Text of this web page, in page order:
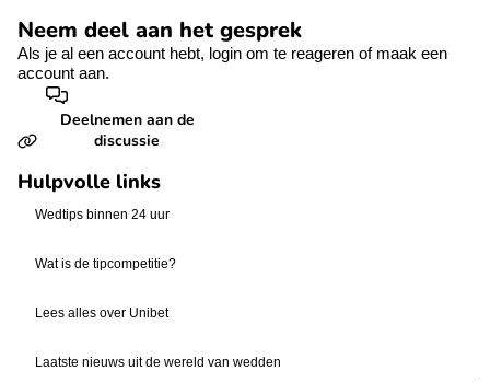
Neem deel aan het gesprek
Als je al een account hebt, login om te reageren of maak een
account aan.
Deelnemen aan de
discussie
Hulpvolle links
Wedtips binnen 24 uur
Wat is de tipcompetitie?
Lees alles over Unibet
Laatste nieuws uit de wereld van wedden